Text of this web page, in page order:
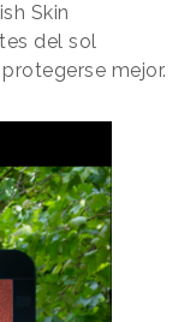
Skin
del sol
mejor.